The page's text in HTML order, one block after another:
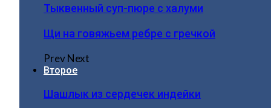
Тыквенный суп-пюре с халуми
Щи на говяжьем ребре с гречкой
PrevNext
Второе
Шашлык из сердечек индейки